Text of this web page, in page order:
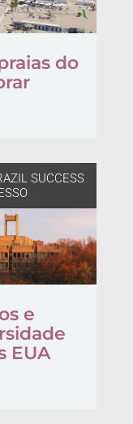
do
SUCCESS
e
EUA